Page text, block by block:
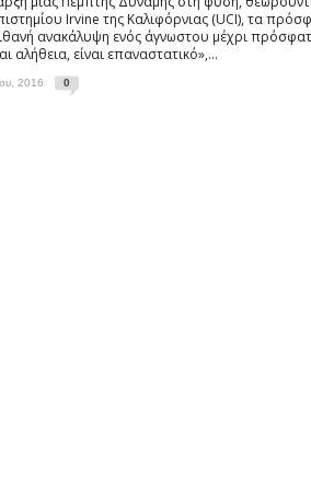
κ. Παντελή Μπάμπουλη για τα
(Συνέντευξη με τον Ερωτόκριτο
Κύματα (Συνέντευξη με τον Χρήστο
Irvine της Καλιφόρνιας (UCI), τα
ανακάλυψη ενός άγνωστου μέχρι
αλήθεια, είναι επαναστατικό»,...
2016 0